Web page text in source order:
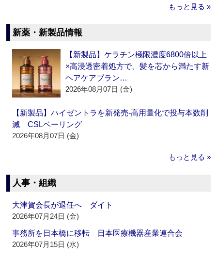
もっと見る »
新薬・新製品情報
【新製品】ケラチン極限濃度6800倍以上
×高浸透密着処方で、髪を芯から満たす新
ヘアケアブラン…
2026年08月07日 (金)
【新製品】ハイゼントラを新発売‐高用量化で投与本数削
減 CSLベーリング
2026年08月07日 (金)
もっと見る »
人事・組織
大津賀会長が退任へ ダイト
2026年07月24日 (金)
事務所を日本橋に移転 日本医療機器産業連合会
2026年07月15日 (水)